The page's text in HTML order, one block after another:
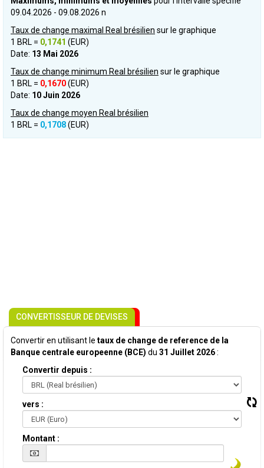
09.04.2026 - 09.08.2026 n
Taux de change maximal Real brésilien sur le graphique
1 BRL = 0,1741 (EUR)
Date: 13 Mai 2026
Taux de change minimum Real brésilien sur le graphique
1 BRL = 0,1670(EUR)
Date: 10 Juin 2026
Taux de change moyen Real brésilien
1 BRL = 0,1708(EUR)
CONVERTISSEUR DE DEVISES
Convertir en utilisant le taux de change de reference de la
Banque centrale europeenne (BCE) du 31 Juillet 2026:
Convertir depuis :
vers :
Montant :